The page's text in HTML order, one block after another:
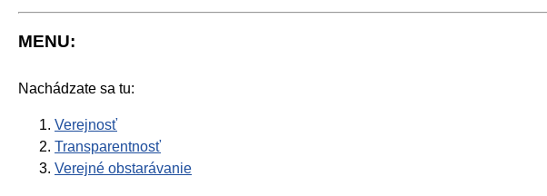
MENU:
Nachádzate sa tu:
Verejnosť
Transparentnosť
Verejné obstarávanie